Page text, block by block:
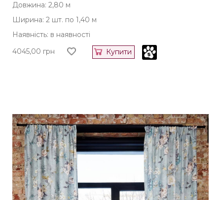
Довжина: 2,80 м
Ширина: 2 шт. по 1,40 м
Наявність: в наявності
4045,00 грн Купити